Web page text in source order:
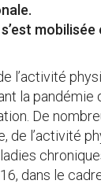
mobilisée
l’activité
la pandémie
De
de l’activité
dans le